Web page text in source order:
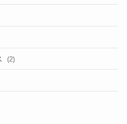
(2)